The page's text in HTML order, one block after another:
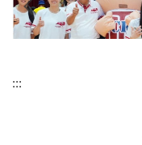
:::